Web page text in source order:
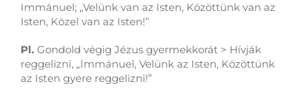
Immánuel; „Velünk van az Isten, Közöttünk van az
Isten, Közel van az Isten!”
Pl. Gondold végig Jézus gyermekkorát > Hívják
reggelizni, „Immánuel, Velünk az Isten, Közöttünk
az Isten gyere reggelizni!”